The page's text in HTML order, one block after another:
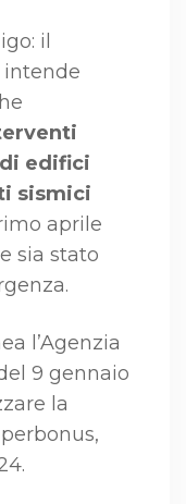
il
intende
edifici
sismici
aprile
sia stato
l’Agenzia
9 gennaio
la